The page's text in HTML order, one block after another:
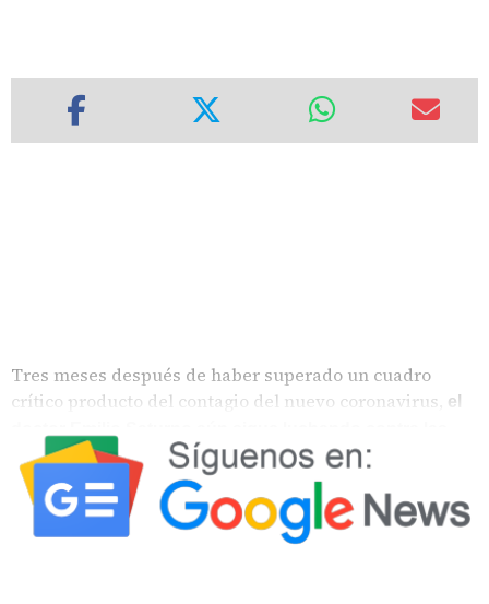
Tres meses después de haber superado un cuadro
crítico producto del contagio del nuevo coronavirus,
el
secuelas que le dejó la mortal COVID-19,una
enfermedad de la que poco se conoce, pero que cada día
alcanza a más personas en el mundo.